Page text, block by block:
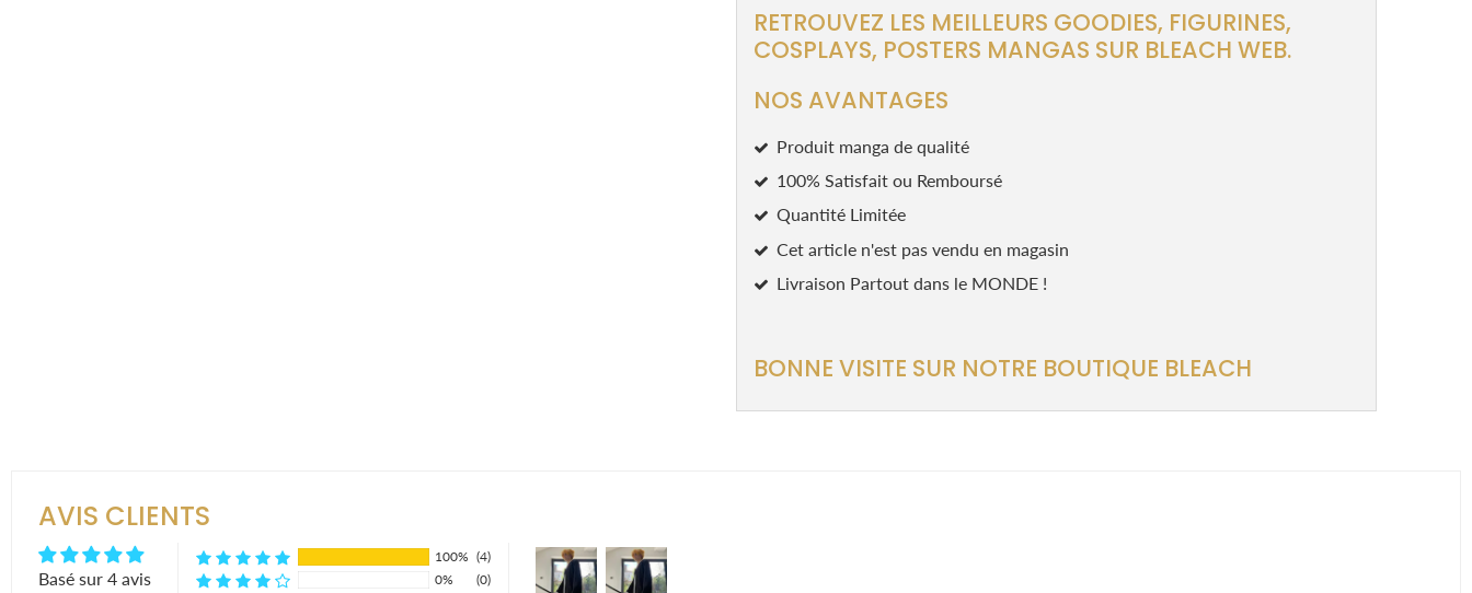
RETROUVEZ LES MEILLEURS GOODIES, FIGURINES,
COSPLAYS, POSTERS MANGAS SUR BLEACH WEB.
NOS AVANTAGES
Produit manga de qualité
100% Satisfait ou Remboursé
Quantité Limitée
Cet article n'est pas vendu en magasin
Livraison Partout dans le MONDE !
BONNE VISITE SUR NOTRE BOUTIQUE BLEACH
AVIS CLIENTS
Basé sur 4 avis
100% (4)
0%
(0)